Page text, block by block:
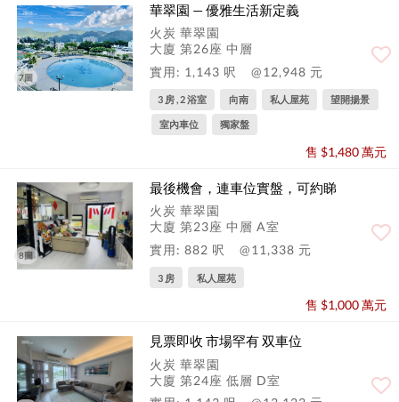
7圖
華翠園 — 優雅生活新定義
火炭 華翠園
大廈 第26座 中層
實用: 1,143 呎
@12,948 元
3 房 , 2 浴室 向南 私人屋苑 望開揚景
室內車位 獨家盤
售 $1,480 萬元
8圖
最後機會，連車位實盤，可約睇
火炭 華翠園
大廈 第23座 中層 A室
實用: 882 呎
@11,338 元
3 房 私人屋苑
售 $1,000 萬元
見票即收 市場罕有 双車位
火炭 華翠園
大廈 第24座 低層 D室